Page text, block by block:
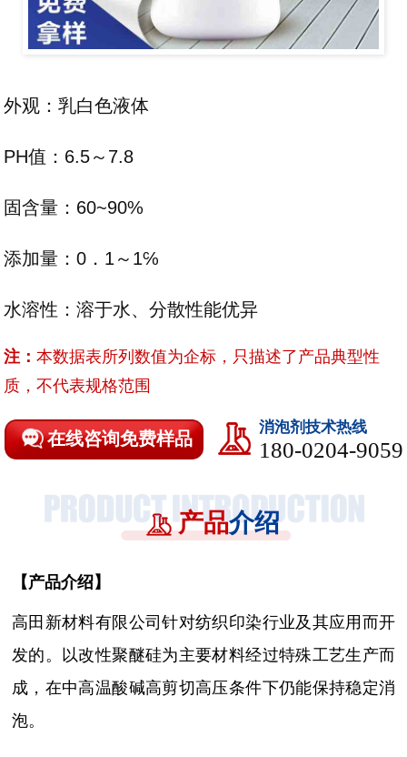
外观：乳白色液体
PH值：6.5～7.8
固含量：60~90%
添加量：0．1～1℅
水溶性：溶于水、分散性能优异
注：本数据表所列数值为企标，只描述了产品典型性
质，不代表规格范围
在线咨询免费样品
消泡剂技术热线
180-0204-9059
产品介绍
【产品介绍】
高田新材料有限公司针对纺织印染行业及其应用而开
发的。 以改性聚醚硅为主要材料经过特殊工艺生产而
成 ， 在中高温酸碱高剪切高压条件下仍能保持稳定消
泡。